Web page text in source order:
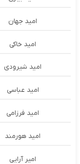
امید جهان
امید خاکی
امید شیرودی
امید عباسی
امید فرزامی
امید هورمند
امیر آرایی